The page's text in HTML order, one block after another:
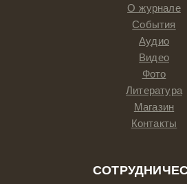
О журнале
События
Аудио
Видео
Фото
Литература
Магазин
Контакты